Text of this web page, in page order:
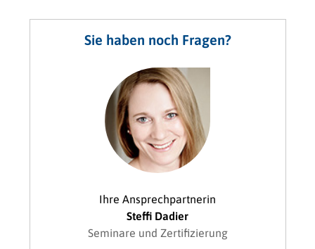
Sie haben noch Fragen?
Ihre Ansprechpartnerin
Steffi Dadier
Seminare und Zertifizierung